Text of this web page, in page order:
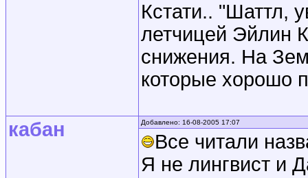
Кстати.. "Шаттл,
летчицей Эйлин
снижения. На
которые хорошо
кабан Добавлено: 16-08-2005 17:07
Все читали
Я не лингвист и